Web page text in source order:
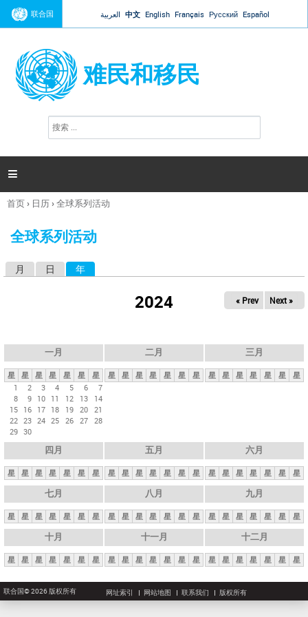
Jump to navigation
联合国 العربية 中文 English Français Русский Español
难民和移民
搜
索

你
这
首页› 日历›全球系列活动
全球系列活动
月 日 年
2024 « Prev Next »
一月
星 星 星 星 星 星
星
1
2 3 4 5 6
7
8
9 10 11 12 13
14
15 16 17 18 19 20 21
22 23 24 25 26 27 28
29 30
二月
星 星 星 星 星 星 星
三月
星 星 星 星 星 星 星
四月
星 星 星 星 星 星 星
五月
星 星 星 星 星 星 星
六月
星 星 星 星 星 星 星
七月
星 星 星 星 星 星 星
八月
星 星 星 星 星 星 星
九月
星 星 星 星 星 星 星
十月
星 星 星 星 星 星 星
十一月
星 星 星 星 星 星 星
十二月
星 星 星 星 星 星 星
联合国© 2026 版权所有 网址索引 网站地图 联系我们 版权所有